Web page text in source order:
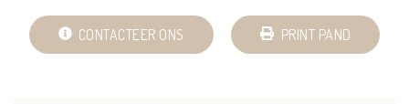
CONTACTEER ONS PRINT PAND